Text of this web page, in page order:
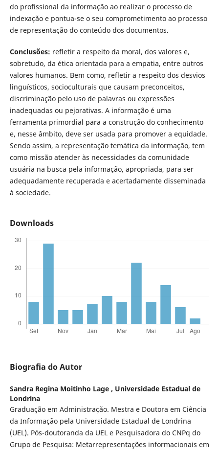
do profissional da informação ao realizar o processo de
indexação e pontua-se o seu comprometimento ao processo
de representação do conteúdo dos documentos.
Conclusões: refletir a respeito da moral, dos valores e,
sobretudo, da ética orientada para a empatia, entre outros
valores humanos. Bem como, refletir a respeito dos desvios
linguísticos, socioculturais que causam preconceitos,
discriminação pelo uso de palavras ou expressões
inadequadas ou pejorativas. A informação é uma
ferramenta primordial para a construção do conhecimento
e, nesse âmbito, deve ser usada para promover a equidade.
Sendo assim, a representação temática da informação, tem
como missão atender às necessidades da comunidade
usuária na busca pela informação, apropriada, para ser
adequadamente recuperada e acertadamente disseminada
à sociedade.
Downloads
Biografia do Autor
Sandra Regina Moitinho Lage , Universidade Estadual de
Londrina
Graduação em Administração. Mestra e Doutora em Ciência
da Informação pela Universidade Estadual de Londrina
(UEL). Pós-doutoranda da UEL e Pesquisadora do CNPq do
Grupo de Pesquisa: Metarrepresentações informacionais em